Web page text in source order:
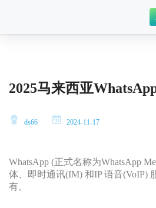
2025马来西亚
ds66 2024-11-17
WhatsApp (正式名称为WhatsApp
体、即时通讯(IM) 和IP 语音(VoIP)
有。